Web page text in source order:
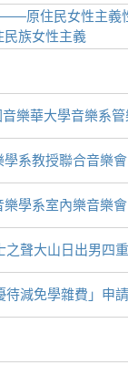
——原住民女性主義
民族女性主義
音樂華大學音樂系
學系教授聯合音樂會
樂學系室內樂音樂會
之聲大山日出男四
待減免學雜費」申請